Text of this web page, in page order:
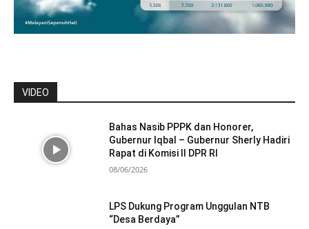
VIDEO
Bahas Nasib PPPK dan Honorer,
Gubernur Iqbal – Gubernur Sherly Hadiri
Rapat di Komisi II DPR RI
08/06/2026
LPS Dukung Program Unggulan NTB
“Desa Berdaya”